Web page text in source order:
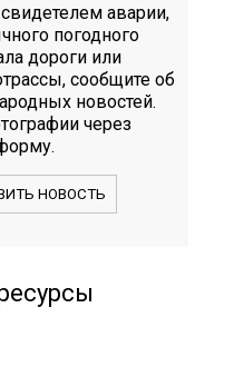
аварии,
погодного
дороги или
сообщите об
новостей.
через
НОВОСТЬ